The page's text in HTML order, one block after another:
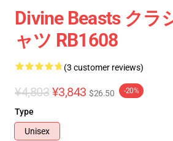
Divine Beasts クラ
ャツ RB1608
(3 customer reviews)
¥4,803 ¥3,843 $26.50 -20%
Type
Unisex